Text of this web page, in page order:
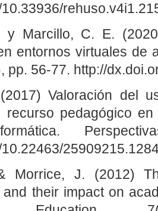
y Marcillo, C. E.
entornos virtuales de
pp. 56-77. http://
Valoración del
recurso pedagógico
Morrice, J. (2012)
their impact on